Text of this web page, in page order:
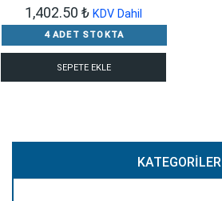
1,402.50 ₺ KDV Dahil
4 ADET STOKTA
SEPETE EKLE
KATEGORILER